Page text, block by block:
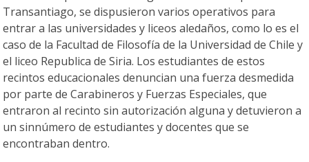
Transantiago, se dispusieron varios operativos para
entrar a las universidades y liceos aledaños, como lo es el
caso de la Facultad de Filosofía de la Universidad de Chile y
el liceo Republica de Siria. Los estudiantes de estos
recintos educacionales denuncian una fuerza desmedida
por parte de Carabineros y Fuerzas Especiales, que
entraron al recinto sin autorización alguna y detuvieron a
un sinnúmero de estudiantes y docentes que se
encontraban dentro.